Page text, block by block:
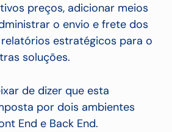
preços, adicionar meios
o envio e frete dos
estratégicos para o
soluções.
de dizer que esta
por dois ambientes
End e Back End.